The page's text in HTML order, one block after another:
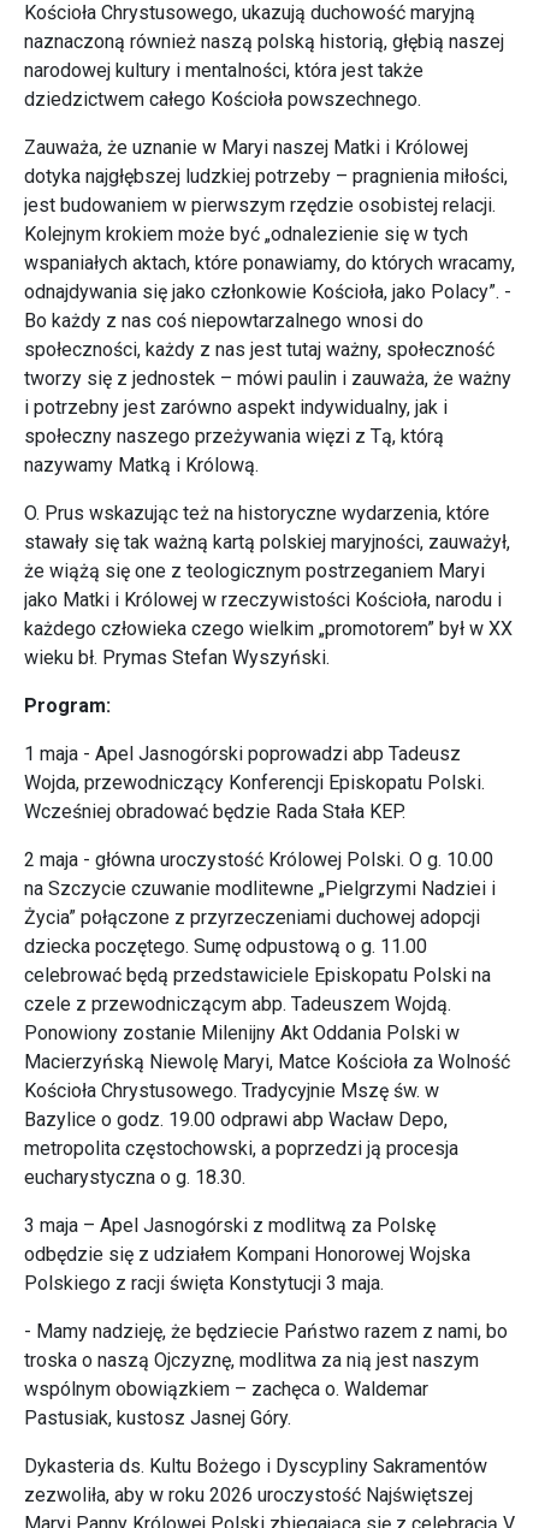
Kościoła Chrystusowego, ukazują duchowość maryjną
naznaczoną również naszą polską historią, głębią naszej
narodowej kultury i mentalności, która jest także
dziedzictwem całego Kościoła powszechnego.
Zauważa, że uznanie w Maryi naszej Matki i Królowej
dotyka najgłębszej ludzkiej potrzeby – pragnienia miłości,
jest budowaniem w pierwszym rzędzie osobistej relacji.
Kolejnym krokiem może być „odnalezienie się w tych
wspaniałych aktach, które ponawiamy, do których wracamy,
odnajdywania się jako członkowie Kościoła, jako Polacy”. -
Bo każdy z nas coś niepowtarzalnego wnosi do
społeczności, każdy z nas jest tutaj ważny, społeczność
tworzy się z jednostek – mówi paulin i zauważa, że ważny
i potrzebny jest zarówno aspekt indywidualny, jak i
społeczny naszego przeżywania więzi z Tą, którą
nazywamy Matką i Królową.
O. Prus wskazując też na historyczne wydarzenia, które
stawały się tak ważną kartą polskiej maryjności, zauważył,
że wiążą się one z teologicznym postrzeganiem Maryi
jako Matki i Królowej w rzeczywistości Kościoła, narodu i
każdego człowieka czego wielkim „promotorem” był w XX
wieku bł. Prymas Stefan Wyszyński.
Program:
1 maja - Apel Jasnogórski poprowadzi abp Tadeusz
Wojda, przewodniczący Konferencji Episkopatu Polski.
Wcześniej obradować będzie Rada Stała KEP.
2 maja - główna uroczystość Królowej Polski. O g. 10.00
na Szczycie czuwanie modlitewne „Pielgrzymi Nadziei i
Życia” połączone z przyrzeczeniami duchowej adopcji
dziecka poczętego. Sumę odpustową o g. 11.00
celebrować będą przedstawiciele Episkopatu Polski na
czele z przewodniczącym abp. Tadeuszem Wojdą.
Ponowiony zostanie Milenijny Akt Oddania Polski w
Macierzyńską Niewolę Maryi, Matce Kościoła za Wolność
Kościoła Chrystusowego. Tradycyjnie Mszę św. w
Bazylice o godz. 19.00 odprawi abp Wacław Depo,
metropolita częstochowski, a poprzedzi ją procesja
eucharystyczna o g. 18.30.
3 maja – Apel Jasnogórski z modlitwą za Polskę
odbędzie się z udziałem Kompani Honorowej Wojska
Polskiego z racji święta Konstytucji 3 maja.
- Mamy nadzieję, że będziecie Państwo razem z nami, bo
troska o naszą Ojczyznę, modlitwa za nią jest naszym
wspólnym obowiązkiem – zachęca o. Waldemar
Pastusiak, kustosz Jasnej Góry.
Dykasteria ds. Kultu Bożego i Dyscypliny Sakramentów
zezwoliła, aby w roku 2026 uroczystość Najświętszej